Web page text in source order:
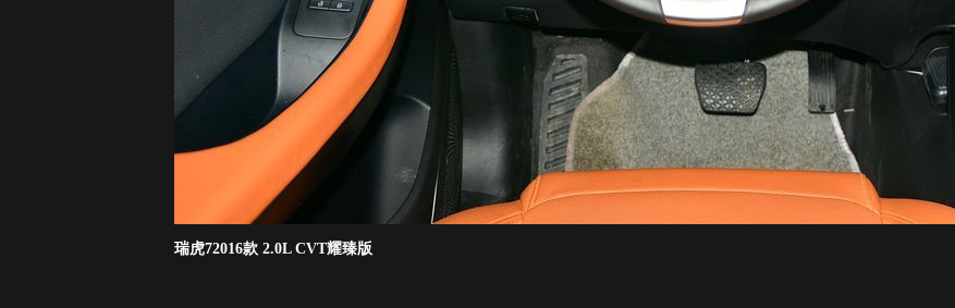
瑞虎72016款 2.0L CVT耀臻版